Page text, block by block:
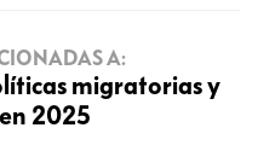
A:
migratorias y
2025